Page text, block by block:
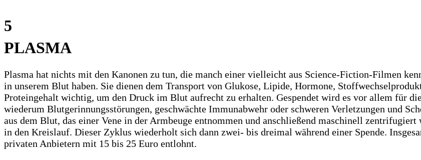
5
PLASMA
Plasma hat nichts mit den Kanonen zu tun, die manch einer vielleicht aus Science-Fiction-Filmen
in unserem Blut haben. Sie dienen dem Transport von Glukose, Lipide, Hormone,
Proteingehalt wichtig, um den Druck im Blut aufrecht zu erhalten. Gespendet wird es vor allem für
wiederum Blutgerinnungsstörungen, geschwächte Immunabwehr oder schweren Verletzungen und
aus dem Blut, das einer Vene in der Armbeuge entnommen und anschließend maschinell
in den Kreislauf. Dieser Zyklus wiederholt sich dann zwei- bis dreimal während einer Spende.
privaten Anbietern mit 15 bis 25 Euro entlohnt.